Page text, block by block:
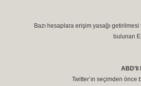
Bazı hesaplara erişim yasağı
bulunan
Twitter’ın seçimden önce